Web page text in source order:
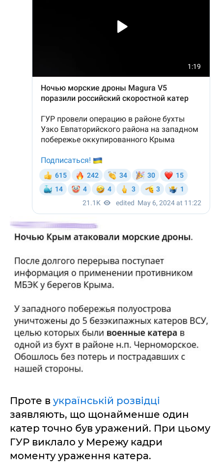
Проте в українській розвідці
заявляють, що щонайменше один
катер точно був уражений. При цьому
ГУР виклало у Мережу кадри
моменту ураження катера.